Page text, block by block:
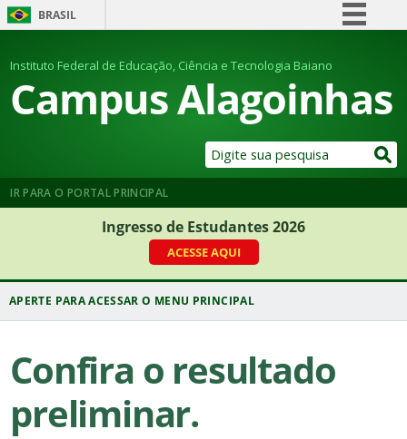
BRASIL
Comunica BR
Participe
Legislação
Instituto Federal de Educação, Ciência e Tecnologia Baiano
Campus Alagoinhas
IR PARA O PORTAL PRINCIPAL
Ingresso de Estudantes 2026
ACESSE AQUI
Confira o resultado
preliminar.